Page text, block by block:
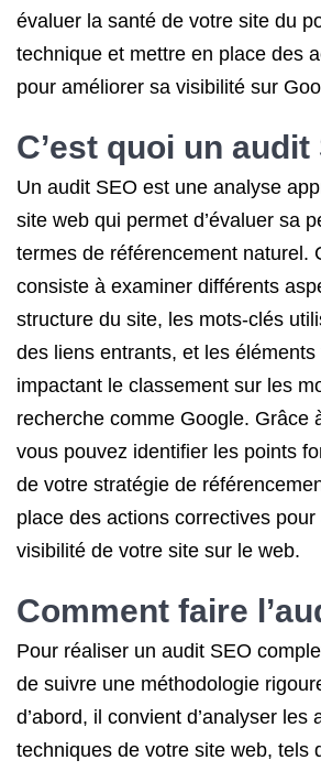
évaluer la santé de votre site du
technique et mettre en place des
pour améliorer sa visibilité sur
C’est quoi un audit
Un audit SEO est une analyse
site web qui permet d’évaluer sa
termes de référencement naturel.
consiste à examiner différents
structure du site, les mots-clés
des liens entrants, et les
impactant le classement sur les
recherche comme Google. Grâce
vous pouvez identifier les points
de votre stratégie de
place des actions correctives
visibilité de votre site sur le web.
Comment faire
Pour réaliser un audit SEO
de suivre une méthodologie
d’abord, il convient d’analyser les
techniques de votre site web, tels